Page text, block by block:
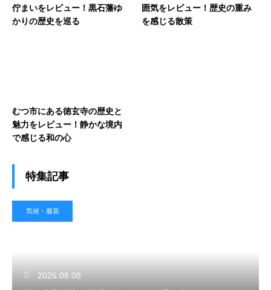
佇まいをレビュー！黒石藩ゆ
かりの歴史を巡る
囲気をレビュー！歴史の重み
を感じる散策
むつ市にある徳玄寺の歴史と
魅力をレビュー！静かな境内
で感じる和の心
特集記事
気候・服装
2026.08.08